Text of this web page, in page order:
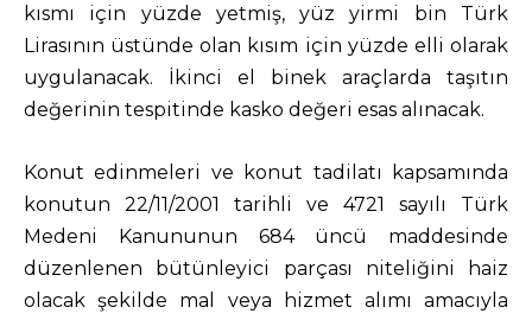
kısmı için yüzde yetmiş, yüz yirmi bin Türk
Lirasının üstünde olan kısım için yüzde elli olarak
uygulanacak. İkinci el binek araçlarda taşıtın
değerinin tespitinde kasko değeri esas alınacak.
Konut edinmeleri ve konut tadilatı kapsamında
konutun 22/11/2001 tarihli ve 4721 sayılı Türk
Medeni Kanununun 684 üncü maddesinde
düzenlenen bütünleyici parçası niteliğini haiz
olacak şekilde mal veya hizmet alımı amacıyla